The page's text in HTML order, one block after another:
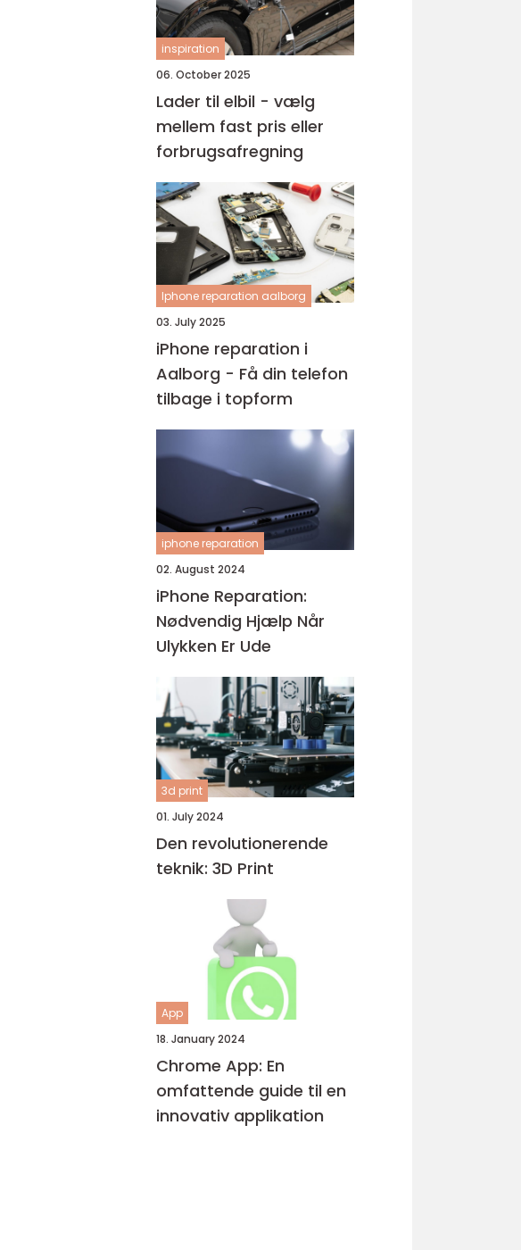
inspiration
06. October 2025
Lader til elbil - vælg
mellem fast pris eller
forbrugsafregning
Iphone reparation aalborg
03. July 2025
iPhone reparation i
Aalborg - Få din telefon
tilbage i topform
iphone reparation
02. August 2024
iPhone Reparation:
Nødvendig Hjælp Når
Ulykken Er Ude
3d print
01. July 2024
Den revolutionerende
teknik: 3D Print
App
18. January 2024
Chrome App: En
omfattende guide til en
innovativ applikation